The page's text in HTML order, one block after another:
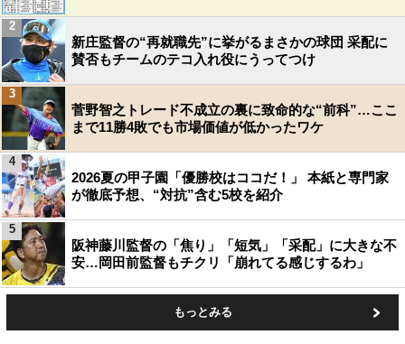
新庄監督の“再就職先”に挙がるまさかの球団 采配に
賛否もチームのテコ入れ役にうってつけ
2
菅野智之トレード不成立の裏に致命的な“前科”…ここ
まで11勝4敗でも市場価値が低かったワケ
3
2026夏の甲子園「優勝校はココだ！」 本紙と専門家
が徹底予想、“対抗”含む5校を紹介
4
阪神藤川監督の「焦り」「短気」「采配」に大きな不
安…岡田前監督もチクリ「崩れてる感じするわ」
5
もっとみる